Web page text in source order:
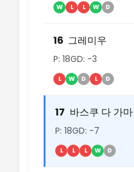
W L L W D
16 그레미우
P: 18GD: -3
L W D L D
17 바스쿠 다 가마
P: 18GD: -7
L L L W D